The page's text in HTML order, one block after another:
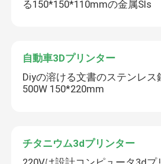
る150*150*110mmの金属Sls
自動車3Dプリンター
Diyの溶ける文書のステンレス
500W 150*220mm
チタニウム3dプリンター